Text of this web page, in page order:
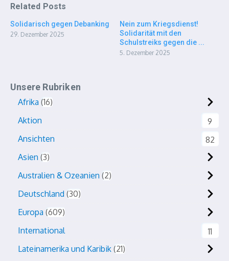
Related Posts
Solidarisch gegen Debanking
29. Dezember 2025
Nein zum Kriegsdienst!
Solidarität mit den
Schulstreiks gegen die ...
5. Dezember 2025
Unsere Rubriken
Afrika 16
Aktion
9
Ansichten
82
Asien 3
Australien & Ozeanien 2
Deutschland 30
Europa 609
International
11
Lateinamerika und Karibik 21